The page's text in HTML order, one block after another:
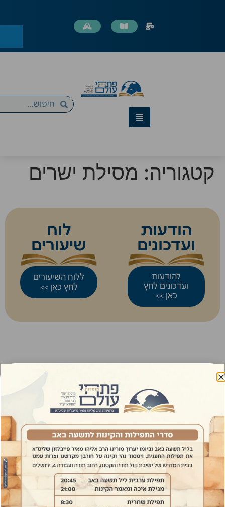
קטגוריה: מסילת ישרים
הודעות
ועדכונים
להודעות
ועדכונים לחץ
כאן >>
לוח
שיעורים
ללוח השיעורים
לחץ כאן >>
יצירת קשר
קדושת הברית
הספדים
אבלות בשבת
הכרת התנ"ך
מהי אמונה
ארכיון שיעורים